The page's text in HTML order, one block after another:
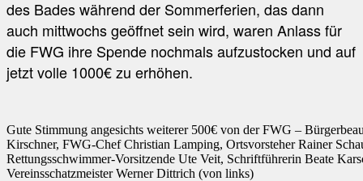
des Bades während der Sommerferien, das dann
auch mittwochs geöffnet sein wird, waren Anlass für
die FWG ihre Spende nochmals aufzustocken und auf
jetzt volle 1000€ zu erhöhen.
Gute Stimmung angesichts weiterer 500€ von der FWG –
Kirschner, FWG-Chef Christian Lamping, Ortsvorsteher Rainer
Rettungsschwimmer-Vorsitzende Ute Veit, Schriftführerin Beate
Vereinsschatzmeister Werner Dittrich (von links)